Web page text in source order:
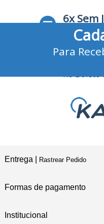
6x Sem
no
no Boleto
Para
Entrega | Rastrear Pedido
Formas de pagamento
Institucional